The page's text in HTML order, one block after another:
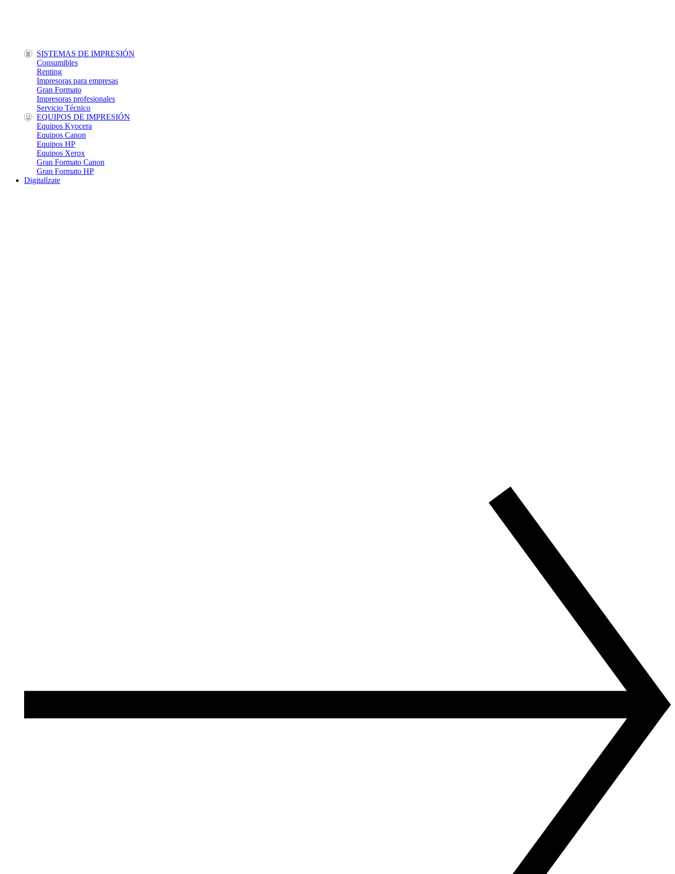
SISTEMAS DE IMPRESIÓN
Consumibles
Renting
Impresoras para empresas
Gran Formato
Impresoras profesionales
Servicio Técnico
EQUIPOS DE IMPRESIÓN
Equipos Kyocera
Equipos Canon
Equipos HP
Equipos Xerox
Gran Formato Canon
Gran Formato HP
Digitalízate